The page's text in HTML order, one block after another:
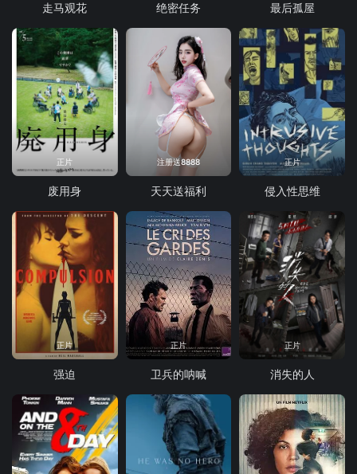
走马观花 绝密任务 最后孤屋
正片
废用身
注册送8888
天天送福利
正片
侵入性思维
正片
强迫
正片
卫兵的呐喊
正片
消失的人